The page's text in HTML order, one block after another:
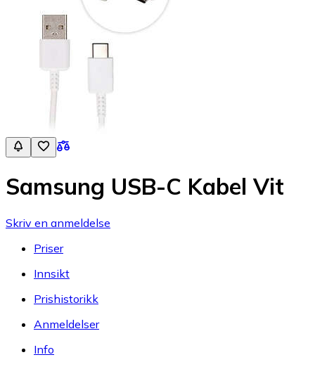
Samsung USB-C Kabel Vit
Skriv en anmeldelse
Priser
Innsikt
Prishistorikk
Anmeldelser
Info